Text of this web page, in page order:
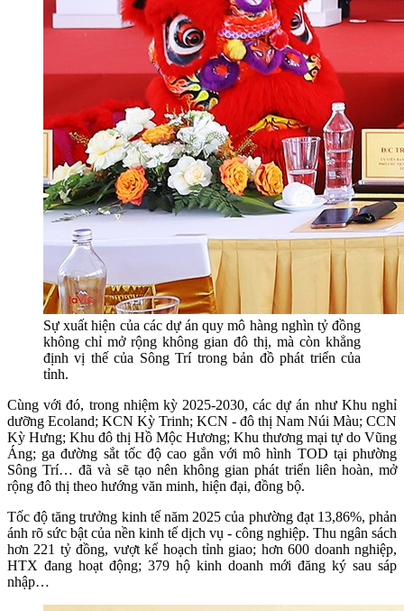
Sự xuất hiện của các dự án quy mô hàng nghìn tỷ đồng
không chỉ mở rộng không gian đô thị, mà còn khẳng
định vị thế của Sông Trí trong bản đồ phát triển của
tỉnh.
Cùng với đó, trong nhiệm kỳ 2025-2030, các dự án như Khu nghỉ
dưỡng Ecoland; KCN Kỳ Trinh; KCN - đô thị Nam Núi Màu; CCN
Kỳ Hưng; Khu đô thị Hồ Mộc Hương; Khu thương mại tự do Vũng
Áng; ga đường sắt tốc độ cao gắn với mô hình TOD tại phường
Sông Trí… đã và sẽ tạo nên không gian phát triển liên hoàn, mở
rộng đô thị theo hướng văn minh, hiện đại, đồng bộ.
Tốc độ tăng trưởng kinh tế năm 2025 của phường đạt 13,86%, phản
ánh rõ sức bật của nền kinh tế dịch vụ - công nghiệp. Thu ngân sách
hơn 221 tỷ đồng, vượt kế hoạch tỉnh giao; hơn 600 doanh nghiệp,
HTX đang hoạt động; 379 hộ kinh doanh mới đăng ký sau sáp
nhập…